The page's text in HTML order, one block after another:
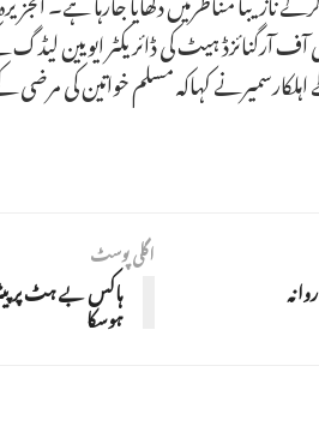
آف آرگنائزڈ ہیٹ کی ڈائریکٹر ایویین
اہلکارسمیرنے کہاکہ مسلم خواتین کی
اگلی پوسٹ
ہوسکا